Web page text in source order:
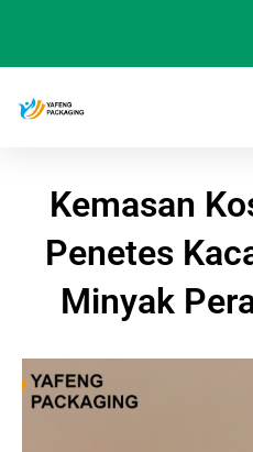
konten
Kemasan
Penetes
Minyak